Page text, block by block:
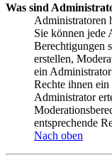
Was sind
Administratoren
Sie können jede
Berechtigungen
erstellen,
ein
Rechte ihnen
Administrator
entsprechende
Nach oben